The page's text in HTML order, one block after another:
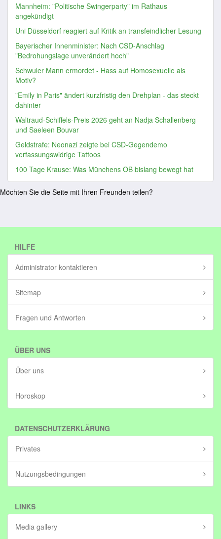
Mannheim: "Politische Swingerparty" im Rathaus
angekündigt
Uni Düsseldorf reagiert auf Kritik an transfeindlicher Lesung
Bayerischer Innenminister: Nach CSD-Anschlag
"Bedrohungslage unverändert hoch"
Schwuler Mann ermordet - Hass auf Homosexuelle als
Motiv?
"Emily in Paris" ändert kurzfristig den Drehplan - das steckt
dahinter
Waltraud-Schiffels-Preis 2026 geht an Nadja Schallenberg
und Saeleen Bouvar
Geldstrafe: Neonazi zeigte bei CSD-Gegendemo
verfassungswidrige Tattoos
100 Tage Krause: Was Münchens OB bislang bewegt hat
Möchten Sie die Seite mit Ihren Freunden teilen?
HILFE
Administrator kontaktieren
Sitemap
Fragen und Antworten
ÜBER UNS
Über uns
Horoskop
DATENSCHUTZERKLÄRUNG
Privates
Nutzungsbedingungen
LINKS
Media gallery